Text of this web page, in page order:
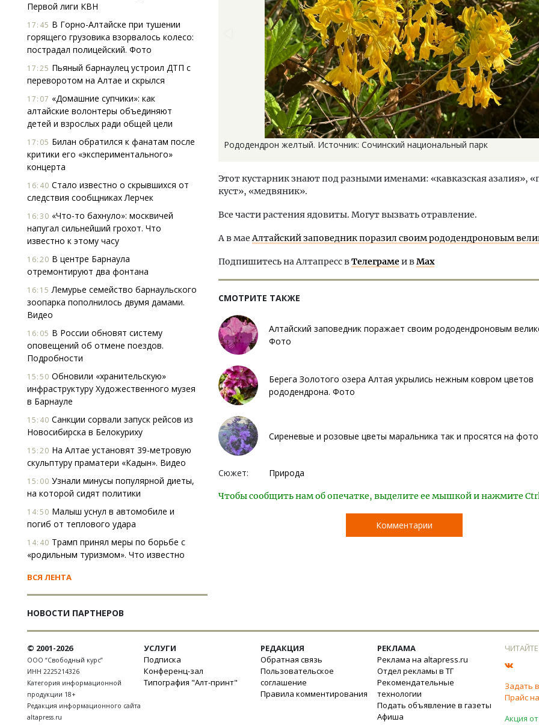
Первой лиги КВН
17:45 В Горно-Алтайске при тушении
горящего грузовика взорвалось колесо:
пострадал полицейский. Фото
17:25 Пьяный барнаулец устроил ДТП с
переворотом на Алтае и скрылся
17:07 «Домашние супчики»: как
алтайские волонтеры объединяют
детей и взрослых ради общей цели
17:05 Билан обратился к фанатам после
критики его «экспериментального»
концерта
16:40 Стало известно о скрывшихся от
следствия сообщниках Лерчек
16:30 «Что-то бахнуло»: москвичей
напугал сильнейший грохот. Что
известно к этому часу
16:20 В центре Барнаула
отремонтируют два фонтана
16:15 Лемурье семейство барнаульского
зоопарка пополнилось двумя дамами.
Видео
16:05 В России обновят систему
оповещений об отмене поездов.
Подробности
15:50 Обновили «хранительскую»
инфраструктуру Художественного музея
в Барнауле
15:40 Санкции сорвали запуск рейсов из
Новосибирска в Белокуриху
15:20 На Алтае установят 39-метровую
скульптуру праматери «Кадын». Видео
15:00 Узнали минусы популярной диеты,
на которой сидят политики
14:50 Малыш уснул в автомобиле и
погиб от теплового удара
14:40 Трамп принял меры по борьбе с
«родильным туризмом». Что известно
ВСЯ ЛЕНТА
НОВОСТИ ПАРТНЕРОВ
Рододендрон желтый. Источник: Сочинский национальный парк
Этот кустарник знают под разными именами: «кавказская азалия»,
куст», «медвяник».
Все части растения ядовиты. Могут вызвать отравление.
А в маеАлтайский заповедник поразил своим рододендроновым
Подпишитесь на Алтапресс вТелеграмеи вMax
СМОТРИТЕ ТАКЖЕ
Алтайский заповедник поражает своим рододендроновым
Фото
Берега Золотого озера Алтая укрылись нежным ковром цветов
рододендрона. Фото
Сиреневые и розовые цветы маральника так и просятся на фото
Сюжет: Природа
Чтобы сообщить нам об опечатке, выделите ее мышкой и нажмите
Комментарии
© 2001-2026
ООО “Свободный курс”
ИНН 2225214326
Категория информационной
продукции 18+
Редакция информационного сайта
altapress.ru
УСЛУГИ
Подписка
Конференц-зал
Типография "Алт-принт"
РЕДАКЦИЯ
Обратная связь
Пользовательское
соглашение
Правила комментирования
РЕКЛАМА
Реклама на altapress.ru
Отдел рекламы в ТГ
Рекомендательные
технологии
Подать объявление в газеты
Афиша
Задать
Прайс
Акция